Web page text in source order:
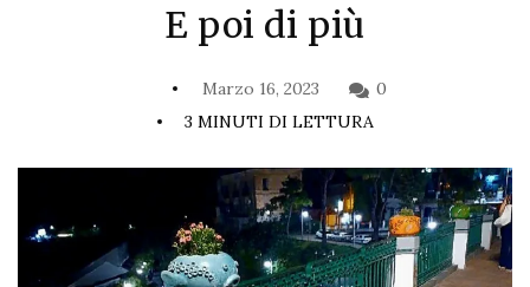
E poi di più
Marzo 16, 2023
0
3 MINUTI DI LETTURA